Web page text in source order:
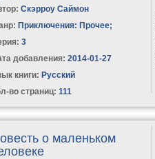
Скэрроу Саймон
Приключения: Прочее;
3
добавления: 2014-01-27
книги: Русский
во страниц: 111
о маленьком